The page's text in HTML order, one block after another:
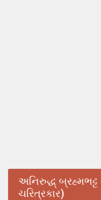
અનિરુદ્ધ્ બ્રહ્મભટ્ટ
ચરિત્રકાર)